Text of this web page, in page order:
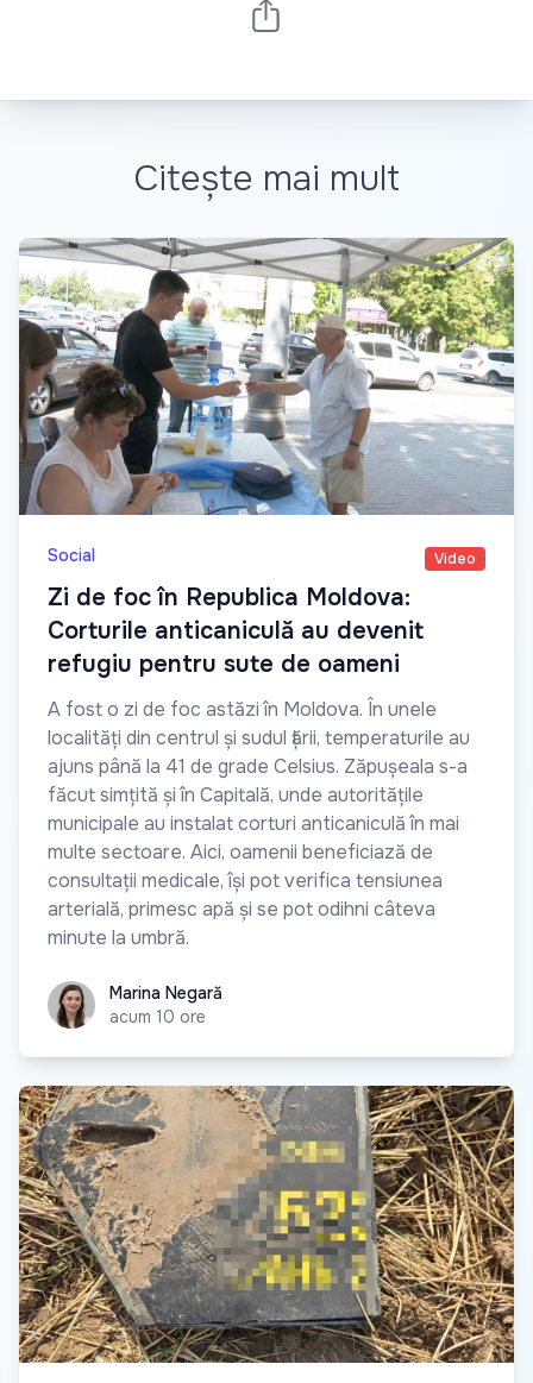
Citește mai mult
Social Video
Zi de foc în Republica Moldova:
Corturile anticaniculă au devenit
refugiu pentru sute de oameni
A fost o zi de foc astăzi în Moldova. În unele
localități din centrul și sudul țării, temperaturile au
ajuns până la 41 de grade Celsius. Zăpușeala s-a
făcut simțită și în Capitală, unde autoritățile
municipale au instalat corturi anticaniculă în mai
multe sectoare. Aici, oamenii beneficiază de
consultații medicale, își pot verifica tensiunea
arterială, primesc apă și se pot odihni câteva
minute la umbră.
Marina Negară
Marina Negară
acum 10 ore